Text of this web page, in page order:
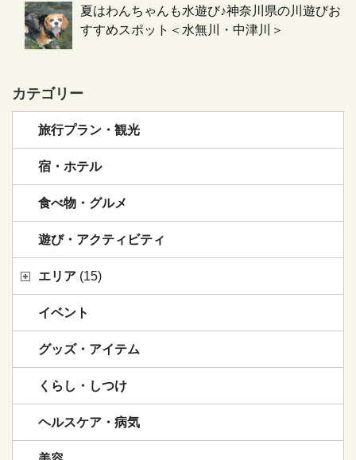
夏はわんちゃんも水遊び♪神奈川県の川遊びお
すすめスポット＜水無川・中津川＞
カテゴリー
旅行プラン・観光
宿・ホテル
食べ物・グルメ
遊び・アクティビティ
エリア (15)
イベント
グッズ・アイテム
くらし・しつけ
ヘルスケア・病気